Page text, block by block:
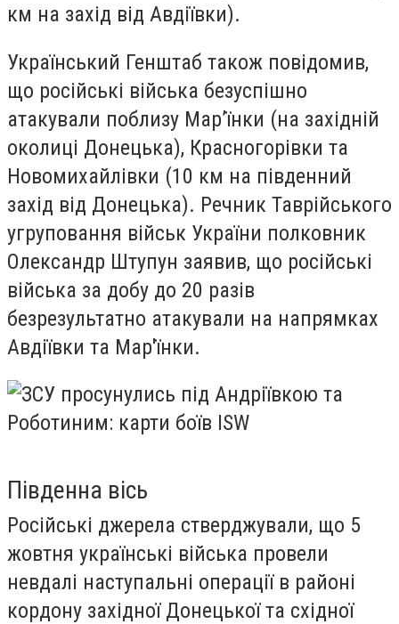
км на захід від Авдіївки).
Український Генштаб також повідомив,
що російські війська безуспішно
атакували поблизу Мар’їнки (на західній
околиці Донецька), Красногорівки та
Новомихайлівки (10 км на південний
захід від Донецька). Речник Таврійського
угруповання військ України полковник
Олександр Штупун заявив, що російські
війська за добу до 20 разів
безрезультатно атакували на напрямках
Авдіївки та Мар'їнки.
Південна вісь
Російські джерела стверджували, що 5
жовтня українські війська провели
невдалі наступальні операції в районі
кордону західної Донецької та східної